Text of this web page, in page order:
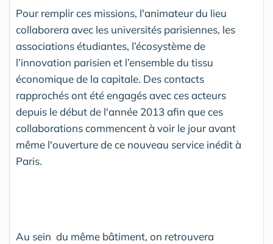
Pour remplir ces missions, l'animateur du lieu
collaborera avec les universités parisiennes, les
associations étudiantes, l’écosystème de
l’innovation parisien et l’ensemble du tissu
économique de la capitale. Des contacts
rapprochés ont été engagés avec ces acteurs
depuis le début de l'année 2013 afin que ces
collaborations commencent à voir le jour avant
même l'ouverture de ce nouveau service inédit à
Paris.
Au sein du même bâtiment, on retrouvera